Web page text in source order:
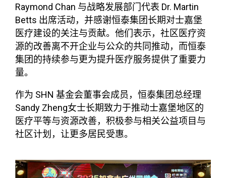
Raymond Chan 与战略发展部门代表 Dr. Martin
Betts 出席活动，并感谢恒泰集团长期对士嘉堡
医疗建设的关注与贡献。他们表示，社区医疗资
源的改善离不开企业与公众的共同推动，而恒泰
集团的持续参与更为提升医疗服务提供了重要力
量。
作为 SHN 基金会董事会成员，恒泰集团总经理
Sandy Zheng女士长期致力于推动士嘉堡地区的
医疗平等与资源改善，积极参与相关公益项目与
社区计划，让更多居民受惠。